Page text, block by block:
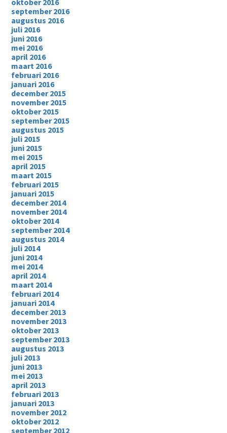
oktober 2016
september 2016
augustus 2016
juli 2016
juni 2016
mei 2016
april 2016
maart 2016
februari 2016
januari 2016
december 2015
november 2015
oktober 2015
september 2015
augustus 2015
juli 2015
juni 2015
mei 2015
april 2015
maart 2015
februari 2015
januari 2015
december 2014
november 2014
oktober 2014
september 2014
augustus 2014
juli 2014
juni 2014
mei 2014
april 2014
maart 2014
februari 2014
januari 2014
december 2013
november 2013
oktober 2013
september 2013
augustus 2013
juli 2013
juni 2013
mei 2013
april 2013
februari 2013
januari 2013
november 2012
oktober 2012
september 2012